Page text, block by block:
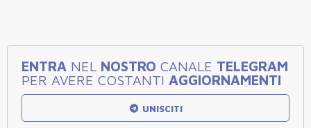
ENTRA NEL NOSTRO CANALE TELEGRAM
PER AVERE COSTANTI AGGIORNAMENTI
UNISCITI